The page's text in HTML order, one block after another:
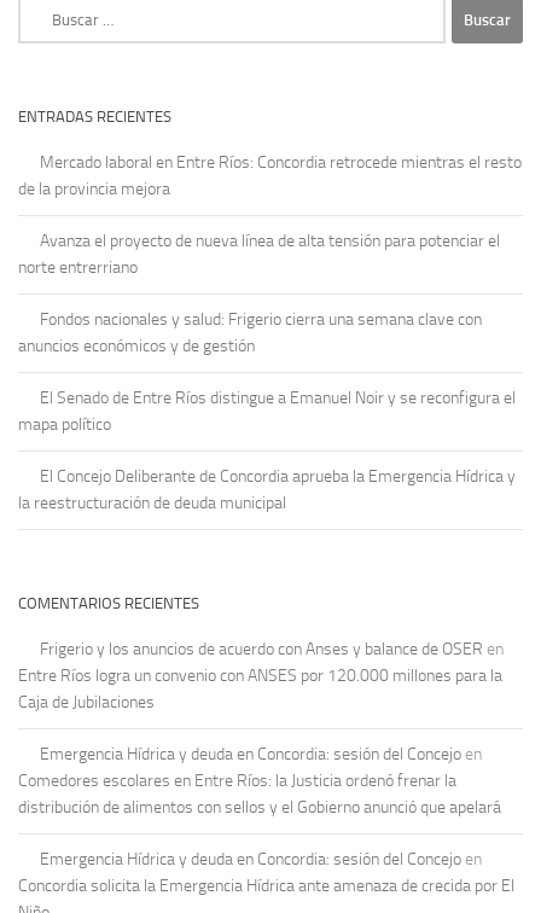
ENTRADAS RECIENTES
Mercado laboral en Entre Ríos: Concordia retrocede mientras el resto
de la provincia mejora
Avanza el proyecto de nueva línea de alta tensión para potenciar el
norte entrerriano
Fondos nacionales y salud: Frigerio cierra una semana clave con
anuncios económicos y de gestión
El Senado de Entre Ríos distingue a Emanuel Noir y se reconfigura el
mapa político
El Concejo Deliberante de Concordia aprueba la Emergencia Hídrica y
la reestructuración de deuda municipal
COMENTARIOS RECIENTES
Frigerio y los anuncios de acuerdo con Anses y balance de OSER en
Entre Ríos logra un convenio con ANSES por 120.000 millones para la
Caja de Jubilaciones
Emergencia Hídrica y deuda en Concordia: sesión del Concejo en
Comedores escolares en Entre Ríos: la Justicia ordenó frenar la
distribución de alimentos con sellos y el Gobierno anunció que apelará
Emergencia Hídrica y deuda en Concordia: sesión del Concejo en
Concordia solicita la Emergencia Hídrica ante amenaza de crecida por El